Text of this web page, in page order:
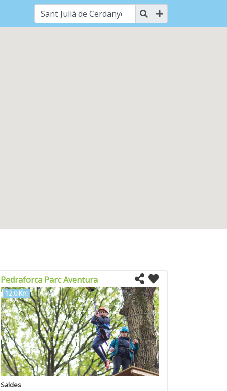
Pedraforca Parc Aventura
12,0 Km
Saldes